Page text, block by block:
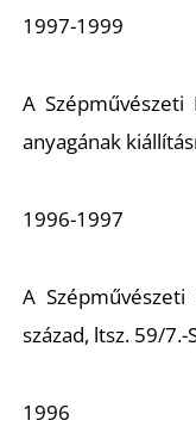
1997-1999
A
anyagának
1996-1997
A
század, ltsz. 59/
1996